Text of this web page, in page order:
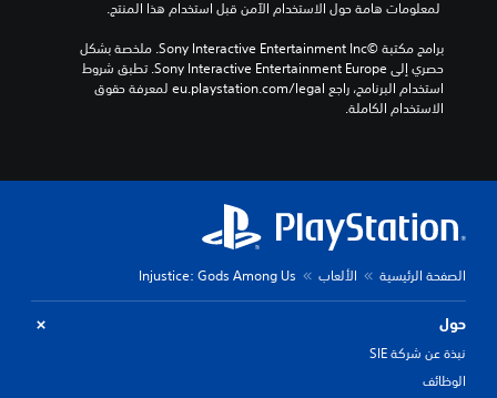
الاستخدام الكاملة.
الصفحة الرئيسية الألعاب Injustice: Gods Among Us
حول
نبذة عن شركة SIE
الوظائف